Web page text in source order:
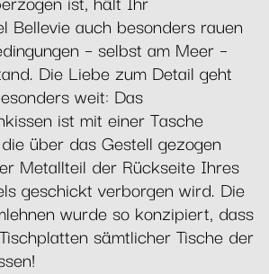
Bellevie auch besonders rauen
– selbst am Meer –
Die Liebe zum Detail geht
weit: Das
ist mit einer Tasche
über das Gestell gezogen
Metallteil der Rückseite Ihres
geschickt verborgen wird. Die
wurde so konzipiert, dass
sämtlicher Tische der